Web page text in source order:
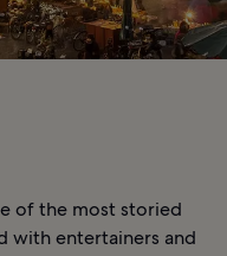
of the most storied
with entertainers and